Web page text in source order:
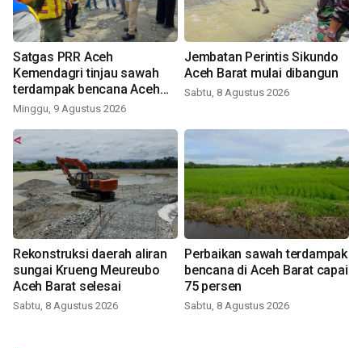
Satgas PRR Aceh
Kemendagri tinjau sawah
terdampak bencana Aceh
Barat
Minggu, 9 Agustus 2026
Jembatan Perintis Sikundo
Aceh Barat mulai dibangun
Sabtu, 8 Agustus 2026
Rekonstruksi daerah aliran
sungai Krueng Meureubo
Aceh Barat selesai
Sabtu, 8 Agustus 2026
Perbaikan sawah terdampak
bencana di Aceh Barat capai
75 persen
Sabtu, 8 Agustus 2026